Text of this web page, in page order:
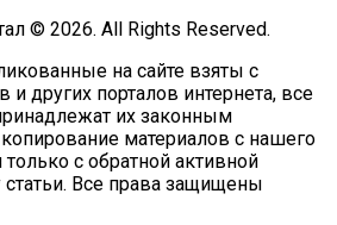
© 2026. All Rights Reserved.
на сайте взяты с
и других порталов интернета, все
их законным
материалов с нашего
с обратной активной
статьи. Все права защищены